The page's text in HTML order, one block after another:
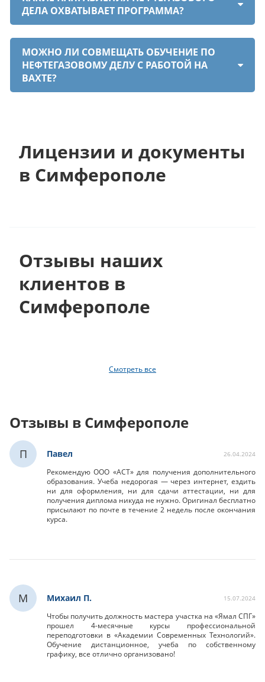
ДЕЛА ОХВАТЫВАЕТ ПРОГРАММА?
МОЖНО ЛИ СОВМЕЩАТЬ ОБУЧЕНИЕ ПО
НЕФТЕГАЗОВОМУ ДЕЛУ С РАБОТОЙ НА
ВАХТЕ?
Лицензии и документы
в Симферополе
Отзывы наших
клиентов в
Симферополе
Смотреть все
Отзывы в Симферополе
П Павел 26.04.2024
Рекомендую ООО «АСТ» для получения дополнительного
образования. Учеба недорогая — через интернет, ездить
ни для оформления, ни для сдачи аттестации, ни для
получения диплома никуда не нужно. Оригинал бесплатно
присылают по почте в течение 2 недель после окончания
курса.
М Михаил П. 15.07.2024
Чтобы получить должность мастера участка на «Ямал СПГ»
прошел 4-месячные курсы профессиональной
переподготовки в «Академии Современных Технологий».
Обучение дистанционное, учеба по собственному
графику, все отлично организовано!